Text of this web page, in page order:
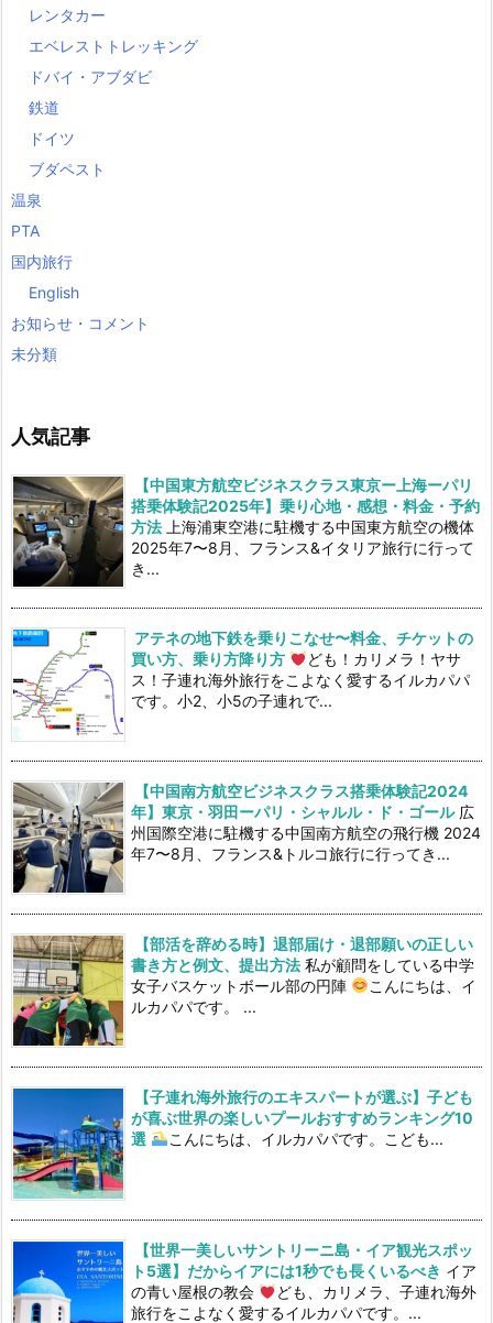
レンタカー
エベレストトレッキング
ドバイ・アブダビ
鉄道
ドイツ
ブダペスト
温泉
PTA
国内旅行
English
お知らせ・コメント
未分類
人気記事
【中国東方航空ビジネスクラス東京ー上海ーパリ
搭乗体験記2025年】乗り心地・感想・料金・予約
方法 上海浦東空港に駐機する中国東方航空の機体
2025年7〜8月、フランス&イタリア旅行に行って
き...
アテネの地下鉄を乗りこなせ〜料金、チケットの
買い方、乗り方降り方
ども！カリメラ！ヤサ
ス！子連れ海外旅行をこよなく愛するイルカパパ
です。小2、小5の子連れで...
【中国南方航空ビジネスクラス搭乗体験記2024
年】東京・羽田ーパリ・シャルル・ド・ゴール 広
州国際空港に駐機する中国南方航空の飛行機 2024
年7〜8月、フランス&トルコ旅行に行ってき...
【部活を辞める時】退部届け・退部願いの正しい
書き方と例文、提出方法 私が顧問をしている中学
女子バスケットボール部の円陣
こんにちは、イ
ルカパパです。 ...
【子連れ海外旅行のエキスパートが選ぶ】子ども
が喜ぶ世界の楽しいプールおすすめランキング10
選
こんにちは、イルカパパです。こども...
【世界一美しいサントリーニ島・イア観光スポッ
ト5選】だからイアには1秒でも長くいるべき イア
の青い屋根の教会
ども、カリメラ、子連れ海外
旅行をこよなく愛するイルカパパです。...